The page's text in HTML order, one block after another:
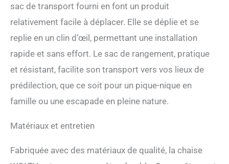
sac de transport fourni en font un produit
relativement facile à déplacer. Elle se déplie et se
replie en un clin d’œil, permettant une installation
rapide et sans effort. Le sac de rangement, pratique
et résistant, facilite son transport vers vos lieux de
prédilection, que ce soit pour un pique-nique en
famille ou une escapade en pleine nature.
Matériaux et entretien
Fabriquée avec des matériaux de qualité, la chaise